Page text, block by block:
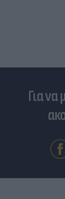
Για να